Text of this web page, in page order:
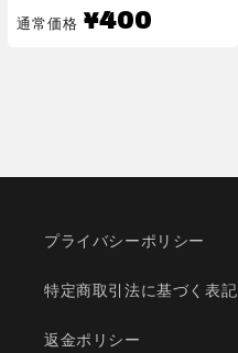
通常価格
通
常
¥400
プライバシーポリシー
特定商取引法に基づく表記
返金ポリシー